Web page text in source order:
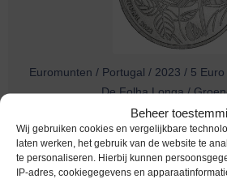
Beheer
Wij gebruiken cookies en vergelijkbare
laten werken, het gebruik van de website te
te personaliseren. Hierbij kunnen
IP-adres, cookiegegevens en
Euromunten / Portugal / 2023 / 5
De Folha Longa /
€ 7,95